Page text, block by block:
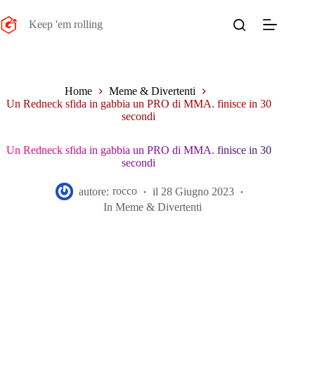
al
contenuto
Keep 'em rolling
Home
Meme & Divertenti
Un Redneck sfida in gabbia un PRO di MMA. finisce in 30
secondi
Un Redneck sfida in gabbia un PRO di MMA. finisce in 30
secondi
autore: rocco il 28 Giugno 2023
In Meme & Divertenti